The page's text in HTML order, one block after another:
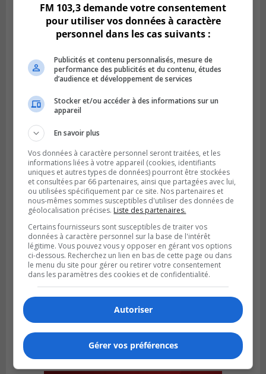
SAINT-LAMBERT
Publié le 5 août 2026 à 08h23
De la fibrose kystique à l’Ironman : le
parcours inspirant d’Emma Fontaine
FM 103,3 demande votre consentement
pour utiliser vos données à caractère
personnel dans les cas suivants :
Publicités et contenu personnalisés, mesure de
performance des publicités et du contenu, études
d’audience et développement de services
Stocker et/ou accéder à des informations sur un
appareil
En savoir plus
Vos données à caractère personnel seront traitées, et les
informations liées à votre appareil (cookies, identifiants
uniques et autres types de données) pourront être stockées
et consultées par 66 partenaires, ainsi que partagées avec lui,
ou utilisées spécifiquement par ce site. Nos partenaires et
nous-mêmes sommes susceptibles d'utiliser des données de
géolocalisation précises. Liste des partenaires.
Certains fournisseurs sont susceptibles de traiter vos
données à caractère personnel sur la base de l'intérêt
légitime. Vous pouvez vous y opposer en gérant vos options
ci-dessous. Recherchez un lien en bas de cette page ou dans
le menu du site pour gérer ou retirer votre consentement
dans les paramètres des cookies et de confidentialité.
Autoriser
Gérer vos préférences